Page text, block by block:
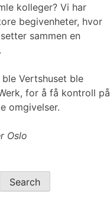
kolleger? Vi har
begivenheter, hvor
sammen en
Vertshuset ble
for å få kontroll på
omgivelser.
Oslo
Search